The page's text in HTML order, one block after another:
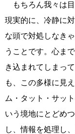
もちろん我々は目
現実的に、冷静に
な頭で対処しなき
うことです。心ま
き込まれてしまっ
も、この多様に見
ム・タット・サッ
いう境地にとどめ
し、情報を処理し